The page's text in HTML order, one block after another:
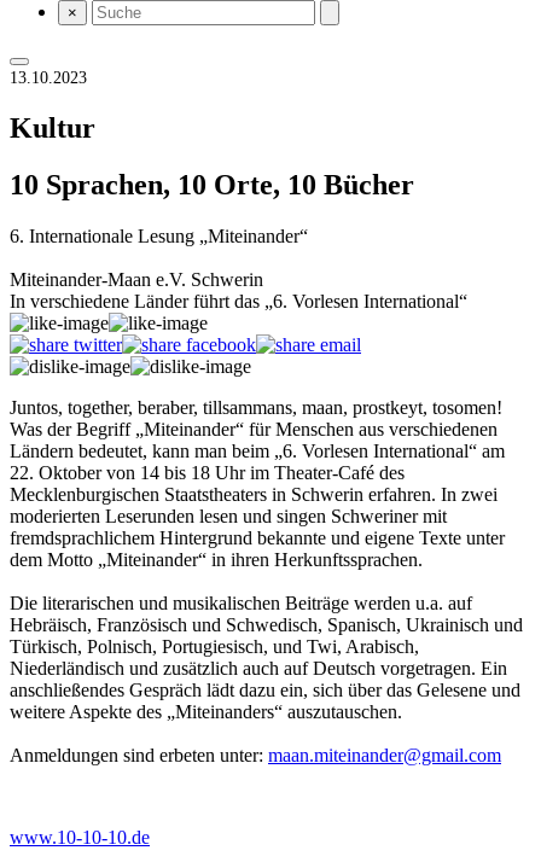
×
13.10.2023
Kultur
10 Sprachen, 10 Orte, 10 Bücher
6. Internationale Lesung „Miteinander“
Miteinander-Maan e.V. Schwerin
In verschiedene Länder führt das „6. Vorlesen International“
Juntos, together, beraber, tillsammans, maan, prostkeyt, tosomen!
Was der Begriff „Miteinander“ für Menschen aus verschiedenen
Ländern bedeutet, kann man beim „6. Vorlesen International“ am
22. Oktober von 14 bis 18 Uhr im Theater-Café des
Mecklenburgischen Staatstheaters in Schwerin erfahren. In zwei
moderierten Leserunden lesen und singen Schweriner mit
fremdsprachlichem Hintergrund bekannte und eigene Texte unter
dem Motto „Miteinander“ in ihren Herkunftssprachen.
Die literarischen und musikalischen Beiträge werden u.a. auf
Hebräisch, Französisch und Schwedisch, Spanisch, Ukrainisch und
Türkisch, Polnisch, Portugiesisch, und Twi, Arabisch,
Niederländisch und zusätzlich auch auf Deutsch vorgetragen. Ein
anschließendes Gespräch lädt dazu ein, sich über das Gelesene und
weitere Aspekte des „Miteinanders“ auszutauschen.
Anmeldungen sind erbeten unter: maan.miteinander@gmail.com
www.10-10-10.de